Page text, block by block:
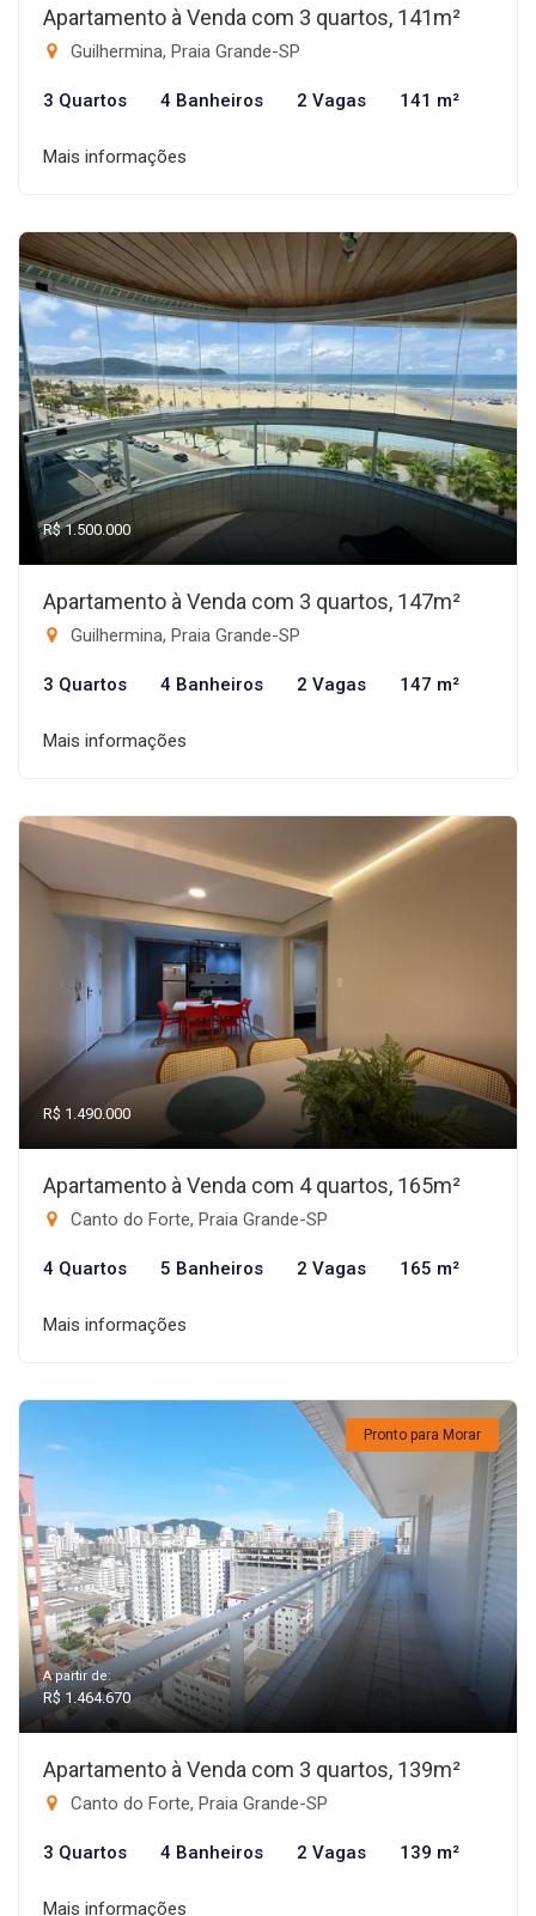
Apartamento à Venda com 3 quartos, 141m²
Guilhermina, Praia Grande-SP
3 Quartos 4 Banheiros 2 Vagas 141 m²
Mais informações
R$ 1.500.000
Apartamento à Venda com 3 quartos, 147m²
Guilhermina, Praia Grande-SP
3 Quartos 4 Banheiros 2 Vagas 147 m²
Mais informações
R$ 1.490.000
Apartamento à Venda com 4 quartos, 165m²
Canto do Forte, Praia Grande-SP
4 Quartos 5 Banheiros 2 Vagas 165 m²
Mais informações
Pronto para Morar
A partir de:
R$ 1.464.670
Apartamento à Venda com 3 quartos, 139m²
Canto do Forte, Praia Grande-SP
3 Quartos 4 Banheiros 2 Vagas 139 m²
Mais informações